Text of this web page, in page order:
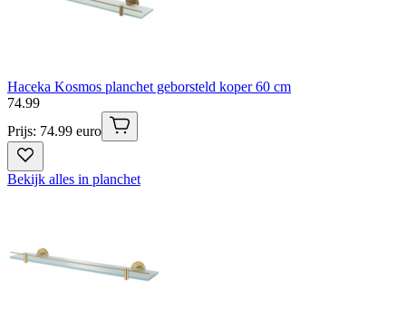
Haceka Kosmos planchet geborsteld koper 60 cm
74.99
Prijs: 74.99 euro
Bekijk alles in planchet